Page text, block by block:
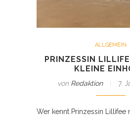
ALLGEMEIN
PRINZESSIN
KLEINE
von Redaktion 7.
Wer kennt Prinzessin Lillifee